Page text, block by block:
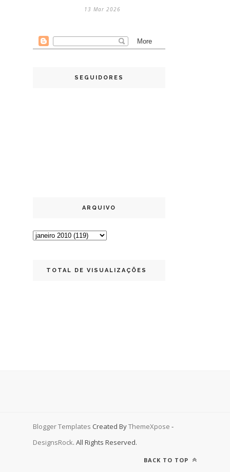
13 Mar 2026
SEGUIDORES
ARQUIVO
TOTAL DE VISUALIZAÇÕES
Blogger Templates Created ByThemeXpose -
DesignsRock. All Rights Reserved.
BACK TO TOP